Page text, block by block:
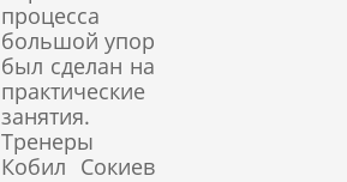
процесса
большой упор
был сделан на
практические
занятия.
Тренеры
Кобил Сокиев